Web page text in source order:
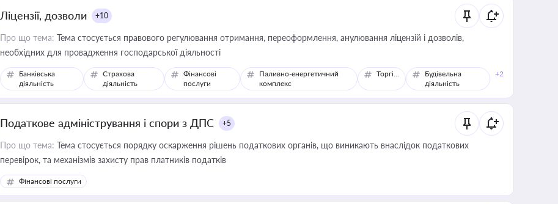
Ліцензії, дозволи +10
Про що тема: Тема стосується правового регулювання отримання, переоформлення, анулювання ліцензій і дозволів,
необхідних для провадження господарської діяльності
Банківська
діяльність
Страхова
діяльність
Фінансові
послуги
Паливно-енергетичний
комплекс
Торгівля
Будівельна
діяльність
+2
Податкове адміністрування і спори з ДПС +5
Про що тема: Тема стосується порядку оскарження рішень податкових органів, що виникають внаслідок податкових
перевірок, та механізмів захисту прав платників податків
Фінансові послуги